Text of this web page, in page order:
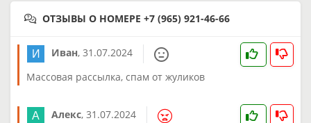
ОТЗЫВЫ О НОМЕРЕ +7 (965) 921-46-66
Иван, 31.07.2024
Массовая рассылка, спам от жуликов
Алекс, 31.07.2024